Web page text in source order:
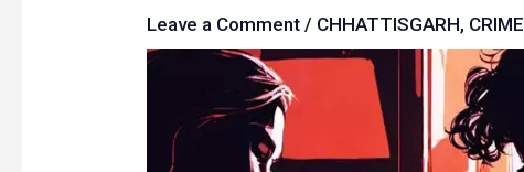
Leave a Comment / CHHATTISGARH, CRIME